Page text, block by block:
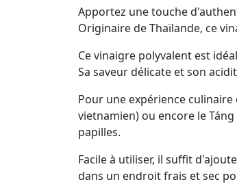
Apportez une touche
Originaire de Thaïlande, ce
Ce vinaigre polyvalent est
Sa saveur délicate et son
Pour une expérience
vietnamien) ou encore le
papilles.
Facile à utiliser, il suffit
dans un endroit frais et sec